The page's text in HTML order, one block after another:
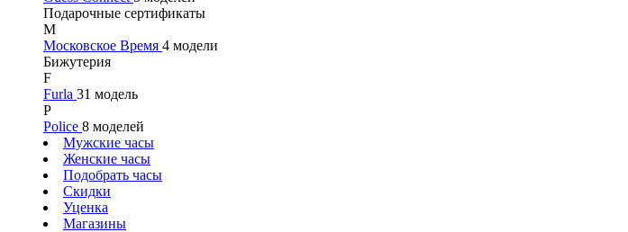
Подарочные сертификаты
М
Московское Время 4 модели
Бижутерия
F
Furla 31 модель
P
Police 8 моделей
Мужские часы
Женские часы
Подобрать часы
Скидки
Уценка
Магазины